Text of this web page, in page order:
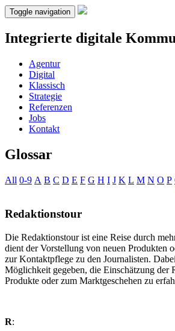
Toggle navigation
Integrierte digitale
Agentur
Digital
Klassisch
Strategie
Referenzen
Jobs
Kontakt
Glossar
All 0-9 A B C D E F G H I J K L M N O P
Redaktionstour
Die Redaktionstour ist eine Reise durch
dient der Vorstellung von neuen Produkten
zur Kontaktpflege zu den Journalisten.
Möglichkeit gegeben, die Einschätzung der
Produkte oder zum Marktgeschehen zu
R: